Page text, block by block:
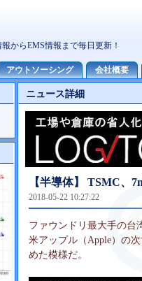
ニュース詳細
【半導体】 TSMC、
2018-05-22 10:27:22
ファウンドリ最大手の台
米アップル（Apple）の
めた模様だ。